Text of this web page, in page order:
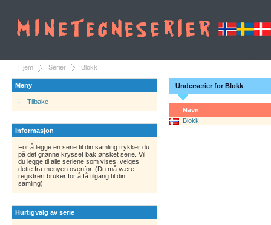
Hjem Serier Blokk
Meny
Tilbake
Informasjon
For å legge en serie til din samling trykker du
på det grønne krysset bak ønsket serie. Vil
du legge til alle seriene som vises, velges
dette fra menyen ovenfor. (Du må være
registrert bruker for å få tilgang til din
samling)
Hurtigvalg av serie
Underserier for Blokk
Navn
Blokk